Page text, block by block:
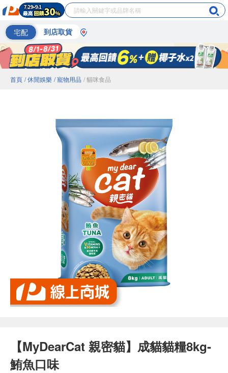
宅配 到店取貨
首頁 / 休閒娛樂 / 寵物用品 / 貓咪食品
【MyDearCat 親密貓】成貓貓糧8kg-
鮪魚口味